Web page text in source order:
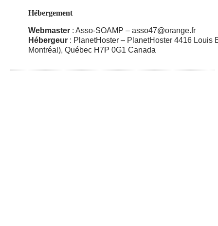
Hébergement
Webmaster : Asso-SOAMP – asso47@orange.fr
Hébergeur : PlanetHoster – PlanetHoster 4416 Louis
Montréal), Québec H7P 0G1 Canada